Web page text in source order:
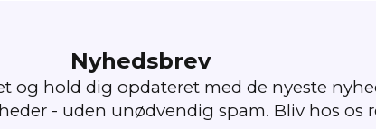
Nyhedsbrev
og hold dig opdateret med de nyeste
- uden unødvendig spam. Bliv hos os